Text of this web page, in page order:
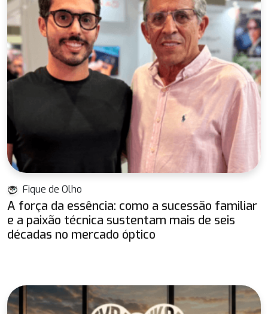
Fique de Olho
A força da essência: como a sucessão familiar
e a paixão técnica sustentam mais de seis
décadas no mercado óptico